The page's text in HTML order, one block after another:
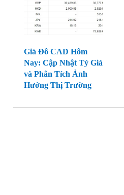
Giá Đô CAD Hôm
Nay: Cập Nhật Tỷ Giá
và Phân Tích Ảnh
Hưởng Thị Trường